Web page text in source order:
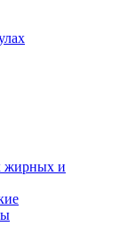
жирных и